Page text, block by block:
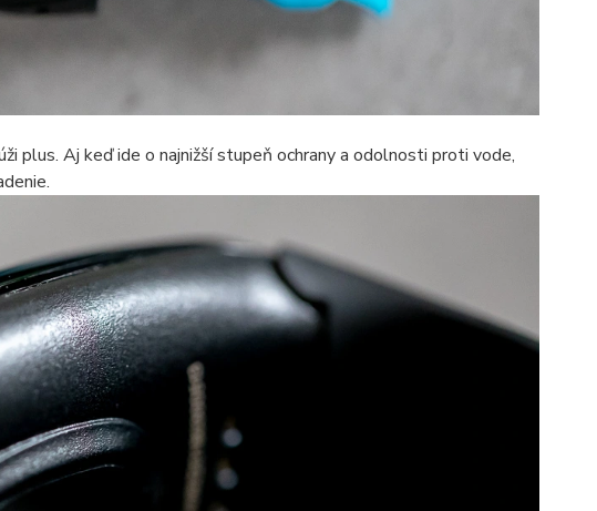
plus. Aj keď ide o najnižší stupeň ochrany a odolnosti proti vode,